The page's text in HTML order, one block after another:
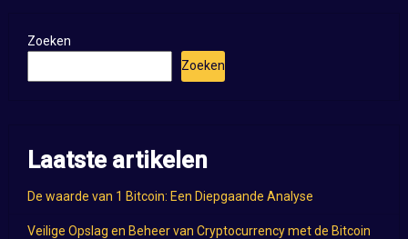
Zoeken
Zoeken
Laatste artikelen
De waarde van 1 Bitcoin: Een Diepgaande Analyse
Veilige Opslag en Beheer van Cryptocurrency met de Bitcoin